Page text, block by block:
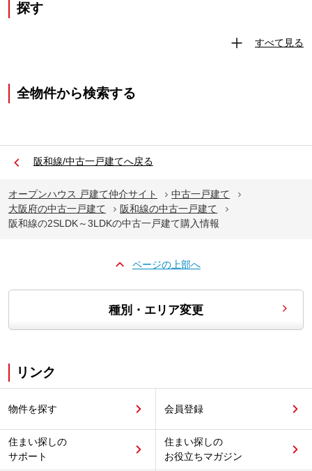
探す
すべて見る
全物件から検索する
阪和線/中古一戸建てへ戻る
オープンハウス 戸建て仲介サイト
中古一戸建て
大阪府の中古一戸建て
阪和線の中古一戸建て
阪和線の2SLDK～3LDKの中古一戸建て購入情報
ページの上部へ
種別・エリア変更
リンク
物件を探す 会員登録
住まい探しの
サポート
住まい探しの
お役立ちマガジン